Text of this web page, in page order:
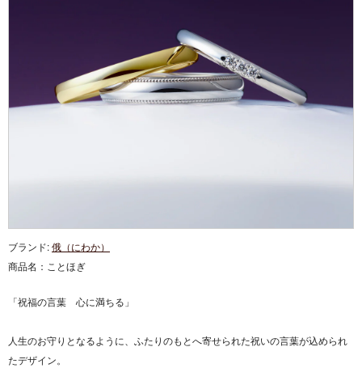
ブランド:俄（にわか）
商品名： ことほぎ
「祝福の言葉 心に満ちる」
人生のお守りとなるように、ふたりのもとへ寄せられた祝いの言葉が込められ
たデザイン。